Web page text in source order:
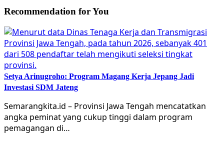
Recommendation for You
Setya Arinugroho: Program Magang Kerja Jepang Jadi
Investasi SDM Jateng
Semarangkita.id – Provinsi Jawa Tengah mencatatkan
angka peminat yang cukup tinggi dalam program
pemagangan di…